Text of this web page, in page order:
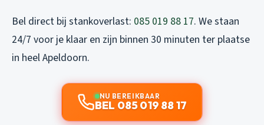
Bel direct bij stankoverlast: 085 019 88 17. We staan
24/7 voor je klaar en zijn binnen 30 minuten ter plaatse
in heel Apeldoorn.
NU BEREIKBAAR
BEL 085 019 88 17